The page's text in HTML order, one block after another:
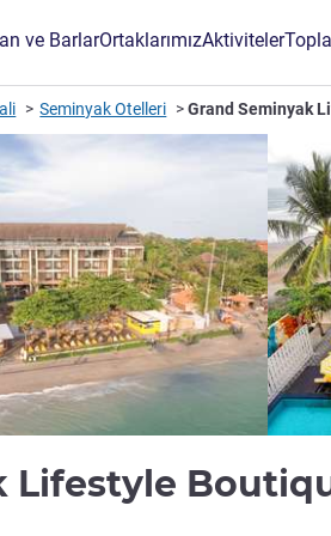
ve BarlarOrtaklarımızAktiviteler
Seminyak Otelleri Grand Seminyak
Lifestyle